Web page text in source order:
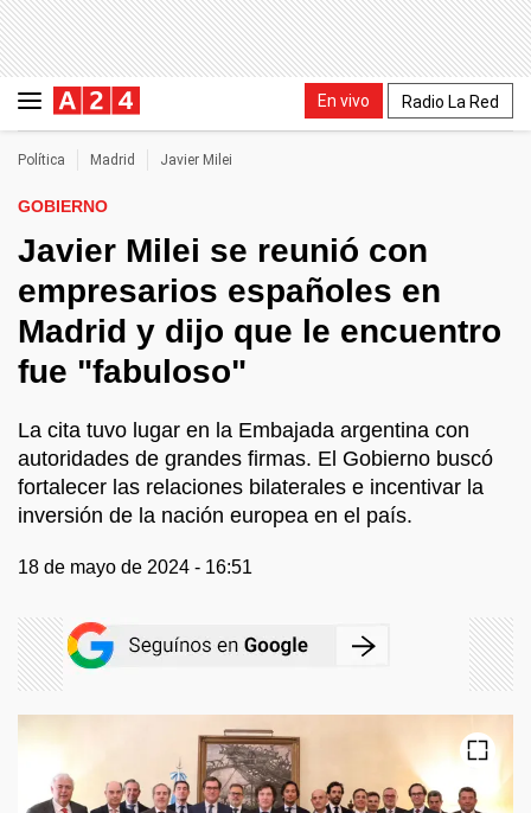
En vivo Radio La Red
Política Madrid Javier Milei
GOBIERNO
Javier Milei se reunió con
empresarios españoles en
Madrid y dijo que le encuentro
fue "fabuloso"
La cita tuvo lugar en la Embajada argentina con
autoridades de grandes firmas. El Gobierno buscó
fortalecer las relaciones bilaterales e incentivar la
inversión de la nación europea en el país.
18 de mayo de 2024 - 16:51